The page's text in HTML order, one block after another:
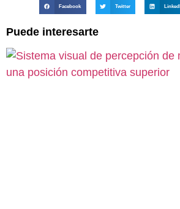
Facebook Twitter
Puede interesarte